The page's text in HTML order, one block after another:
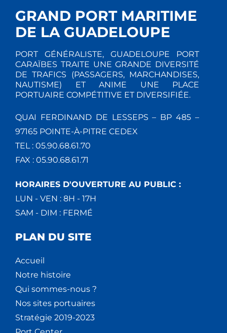
GRAND PORT MARITIME
DE LA GUADELOUPE
PORT GÉNÉRALISTE, GUADELOUPE PORT
CARAÏBES TRAITE UNE GRANDE DIVERSITÉ
DE TRAFICS (PASSAGERS, MARCHANDISES,
NAUTISME) ET ANIME UNE PLACE
PORTUAIRE COMPÉTITIVE ET DIVERSIFIÉE.
QUAI FERDINAND DE LESSEPS – BP 485 –
97165 POINTE-À-PITRE CEDEX
TEL : 05.90.68.61.70
FAX : 05.90.68.61.71
HORAIRES D'OUVERTURE AU PUBLIC :
LUN - VEN : 8H - 17H
SAM - DIM : FERMÉ
PLAN DU SITE
Accueil
Notre histoire
Qui sommes-nous ?
Nos sites portuaires
Stratégie 2019-2023